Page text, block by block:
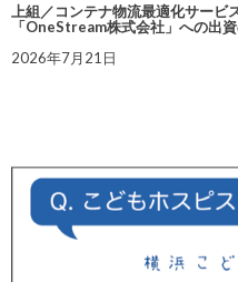
上組／コンテナ物流最適化サー
「OneStream株式会社」への出
2026年7月21日